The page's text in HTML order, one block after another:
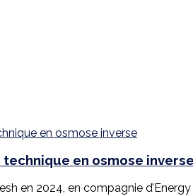
en osmose inverse
en 2024, en compagnie